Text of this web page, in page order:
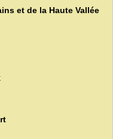
et de la Haute Vallée